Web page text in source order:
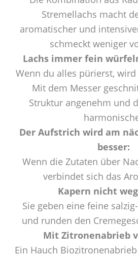
Stremellachs macht
aromatischer und
schmeckt weniger
Lachs immer fein
Wenn du alles pürierst,
Mit dem Messer
Struktur angenehm und
Der Aufstrich wird am
besser:
Wenn die Zutaten über
verbindet sich das
Kapern nicht
Sie geben eine feine
und runden den
Mit Zitronenabrieb
Ein Hauch